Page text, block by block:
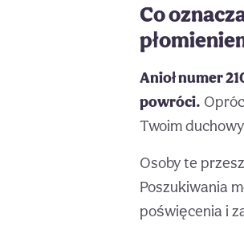
Co
Anioł numer
powróci.
Twoim
Osoby te
Poszukiwania
poświęcenia i